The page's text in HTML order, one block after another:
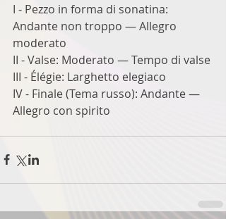
I - Pezzo in forma di sonatina:
Andante non troppo — Allegro
moderato
II - Valse: Moderato — Tempo di valse
III - Élégie: Larghetto elegiaco
IV - Finale (Tema russo): Andante —
Allegro con spirito